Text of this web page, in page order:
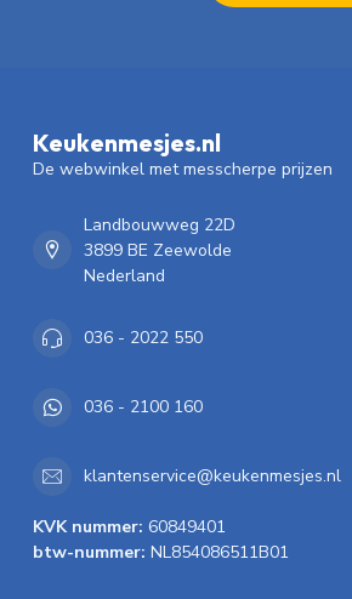
Keukenmesjes.nl
De webwinkel met messcherpe prijzen
Landbouwweg 22D
3899 BE Zeewolde
Nederland
036 - 2022 550
036 - 2100 160
klantenservice@keukenmesjes.nl
KVK nummer: 60849401
btw-nummer: NL854086511B01